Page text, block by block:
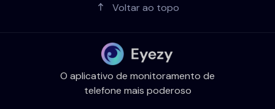
Voltar ao topo
O aplicativo de monitoramento de
telefone mais poderoso